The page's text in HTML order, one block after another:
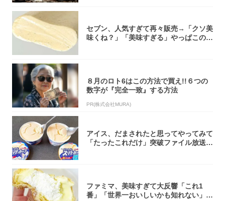
セブン、人気すぎて再々販売→「クソ美
味くね？」「美味すぎる」やっぱこのク
８月のロト6はこの方法で買え!!６つの
数字が『完全一致』する方法
PR(株式会社MURA)
アイス、だまされたと思ってやってみて
「たったこれだけ」突破ファイル放送で
ファミマ、美味すぎて大反響「これ1
番」「世界一おいしいかも知れない」